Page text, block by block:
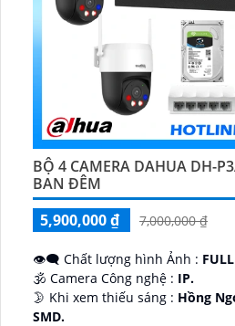
BỘ 4 CAMERA DAHUA DH-
BAN ĐÊM
5,900,000 ₫
7,000,000 ₫
👁️‍🗨 Chất lượng hình Ảnh :
🕉️ Camera Công nghệ : IP.
🌛 Khi xem thiếu sáng : Hồng
SMD.